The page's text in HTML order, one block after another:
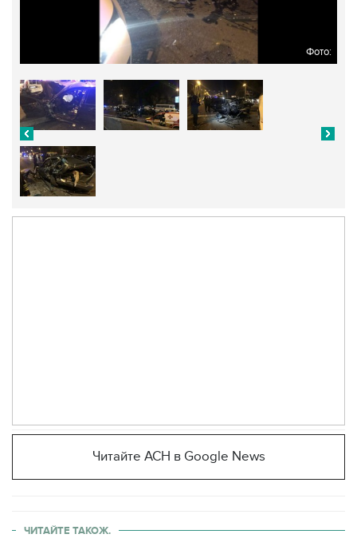
Фото:
Читайте АСН в Google News
ЧИТАЙТЕ ТАКОЖ.